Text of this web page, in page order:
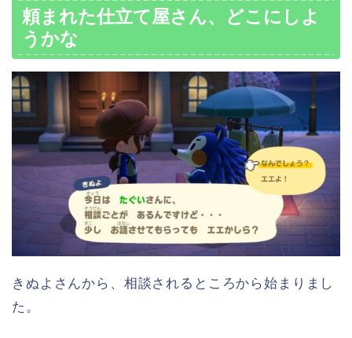
頼まれた仕立て屋さん、どこにしよ
うかな
きぬよさんから、相談されるところから始まりまし
た。